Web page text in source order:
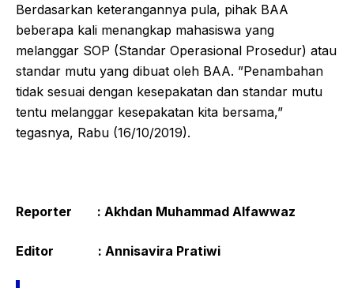
Berdasarkan keterangannya pula, pihak BAA
beberapa kali menangkap mahasiswa yang
melanggar SOP (Standar Operasional Prosedur) atau
standar mutu yang dibuat oleh BAA. ”Penambahan
tidak sesuai dengan kesepakatan dan standar mutu
tentu melanggar kesepakatan kita bersama,”
tegasnya, Rabu (16/10/2019).
Reporter : Akhdan Muhammad Alfawwaz
Editor : Annisavira Pratiwi